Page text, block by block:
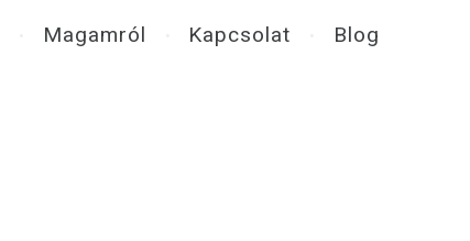
Magamról Kapcsolat Blog